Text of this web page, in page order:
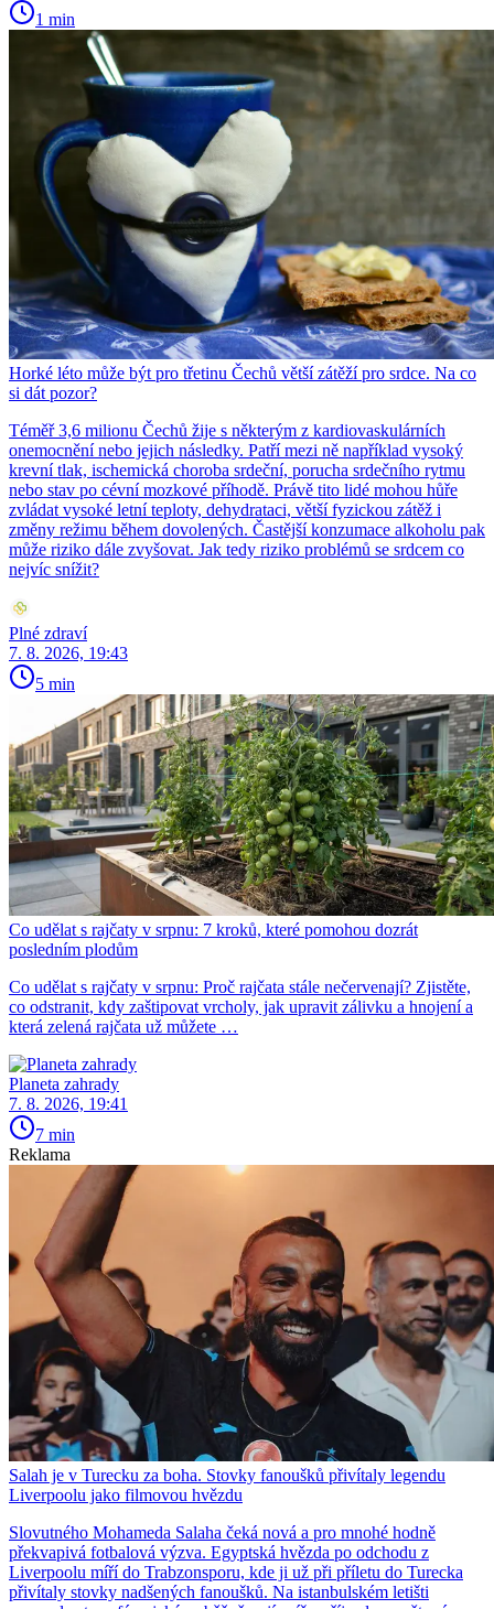
1 min
Horké léto může být pro třetinu Čechů větší zátěží pro srdce. Na co
si dát pozor?
Téměř 3,6 milionu Čechů žije s některým z kardiovaskulárních
onemocnění nebo jejich následky. Patří mezi ně například vysoký
krevní tlak, ischemická choroba srdeční, porucha srdečního rytmu
nebo stav po cévní mozkové příhodě. Právě tito lidé mohou hůře
zvládat vysoké letní teploty, dehydrataci, větší fyzickou zátěž i
změny režimu během dovolených. Častější konzumace alkoholu pak
může riziko dále zvyšovat. Jak tedy riziko problémů se srdcem co
nejvíc snížit?
Plné zdraví
7. 8. 2026, 19:43
5 min
Co udělat s rajčaty v srpnu: 7 kroků, které pomohou dozrát
posledním plodům
Co udělat s rajčaty v srpnu: Proč rajčata stále nečervenají? Zjistěte,
co odstranit, kdy zaštipovat vrcholy, jak upravit zálivku a hnojení a
která zelená rajčata už můžete …
Planeta zahrady
7. 8. 2026, 19:41
7 min
Reklama
Salah je v Turecku za boha. Stovky fanoušků přivítaly legendu
Liverpoolu jako filmovou hvězdu
Slovutného Mohameda Salaha čeká nová a pro mnohé hodně
překvapivá fotbalová výzva. Egyptská hvězda po odchodu z
Liverpoolu míří do Trabzonsporu, kde ji už při příletu do Turecka
přivítaly stovky nadšených fanoušků. Na istanbulském letišti